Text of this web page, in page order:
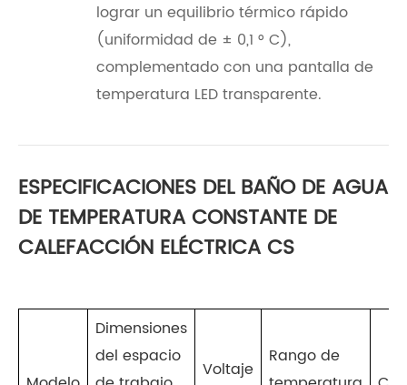
lograr un equilibrio térmico rápido
(uniformidad de ± 0,1 ° C),
complementado con una pantalla de
temperatura LED transparente.
ESPECIFICACIONES DEL BAÑO DE AGUA
DE TEMPERATURA CONSTANTE DE
CALEFACCIÓN ELÉCTRICA CS
Dimensiones
del espacio
Voltaje
Rango de